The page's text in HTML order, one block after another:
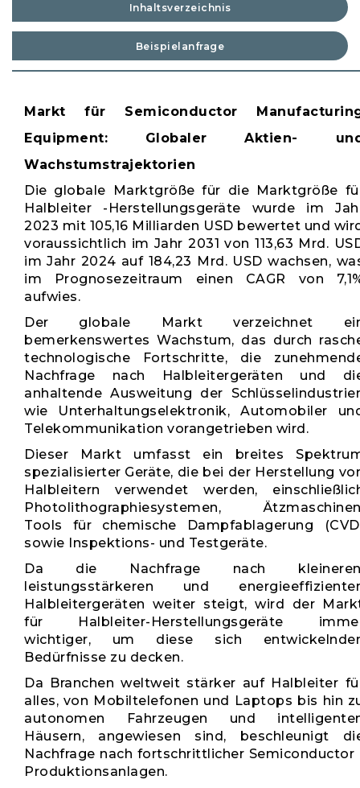
Inhaltsverzeichnis
Beispielanfrage
Markt für Semiconductor
Equipment: Globaler Aktien-
Wachstumstrajektorien
Die globale Marktgröße für die Marktgröße
Halbleiter -Herstellungsgeräte wurde im
2023 mit 105,16 Milliarden USD bewertet und
voraussichtlich im Jahr 2031 von 113,63 Mrd.
im Jahr 2024 auf 184,23 Mrd. USD wachsen,
im Prognosezeitraum einen CAGR von
aufwies.
Der globale Markt verzeichnet
bemerkenswertes Wachstum, das durch
technologische Fortschritte, die
Nachfrage nach Halbleitergeräten und
anhaltende Ausweitung der
wie Unterhaltungselektronik, Automobiler
Telekommunikation vorangetrieben wird.
Dieser Markt umfasst ein breites
spezialisierter Geräte, die bei der Herstellung
Halbleitern verwendet werden,
Photolithographiesystemen,
Tools für chemische Dampfablagerung
sowie Inspektions- und Testgeräte.
Da die Nachfrage nach
leistungsstärkeren und
Halbleitergeräten weiter steigt, wird der
für Halbleiter-Herstellungsgeräte
wichtiger, um diese sich
Bedürfnisse zu decken.
Da Branchen weltweit stärker auf Halbleiter
alles, von Mobiltelefonen und Laptops bis hin
autonomen Fahrzeugen und
Häusern, angewiesen sind, beschleunigt
Nachfrage nach fortschrittlicher Semiconductor
Produktionsanlagen.